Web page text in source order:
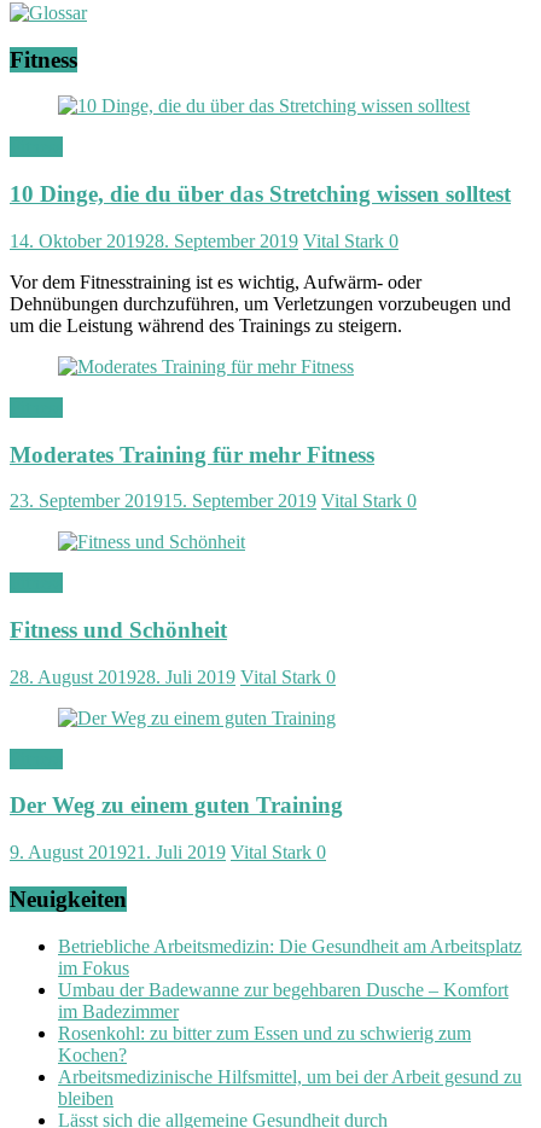
Fitness
10 Dinge, die du über das Stretching wissen solltest
14. Oktober 201928. September 2019 Vital Stark 0
Vor dem Fitnesstraining ist es wichtig, Aufwärm- oder
Dehnübungen durchzuführen, um Verletzungen vorzubeugen und
um die Leistung während des Trainings zu steigern.
Moderates Training für mehr Fitness
23. September 201915. September 2019 Vital Stark 0
Fitness und Schönheit
28. August 201928. Juli 2019 Vital Stark 0
Der Weg zu einem guten Training
9. August 201921. Juli 2019 Vital Stark 0
Neuigkeiten
Betriebliche Arbeitsmedizin: Die Gesundheit am Arbeitsplatz
im Fokus
Umbau der Badewanne zur begehbaren Dusche – Komfort
im Badezimmer
Rosenkohl: zu bitter zum Essen und zu schwierig zum
Kochen?
Arbeitsmedizinische Hilfsmittel, um bei der Arbeit gesund zu
bleiben
Lässt sich die allgemeine Gesundheit durch